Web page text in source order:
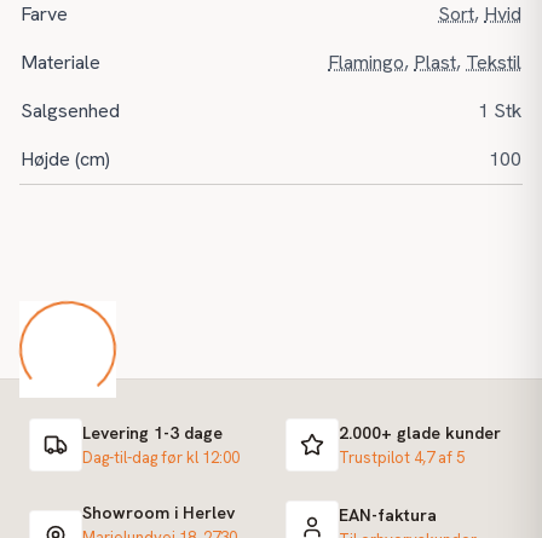
Farve
Sort, Hvid
Materiale
Flamingo, Plast, Tekstil
Salgsenhed
1 Stk
Højde (cm)
100
Levering 1-3 dage
Dag-til-dag før kl 12:00
2.000+ glade kunder
Trustpilot 4,7 af 5
Showroom i Herlev EAN-faktura